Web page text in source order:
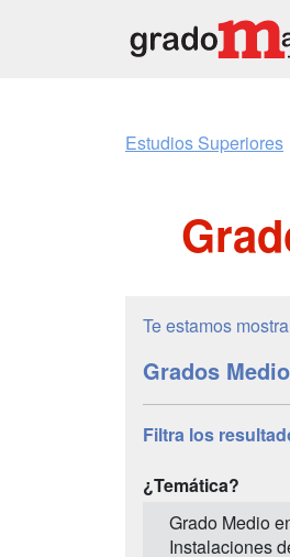
Estudios Superiores
Te estamos
Grados
Filtra los
¿Temática?
Grado Medio
Instalaciones